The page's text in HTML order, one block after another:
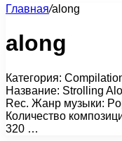
Главная/along
along
Категория:
Название: Strolling
Rec. Жанр музыки:
Количество
320 …